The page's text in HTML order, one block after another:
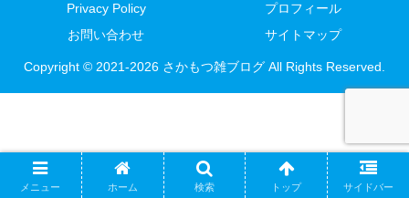
Privacy Policy
プロフィール
お問い合わせ
サイトマップ
Copyright © 2021-2026 さかもつ雑ブログ All Rights Reserved.
メニュー ホーム 検索 トップ サイドバー